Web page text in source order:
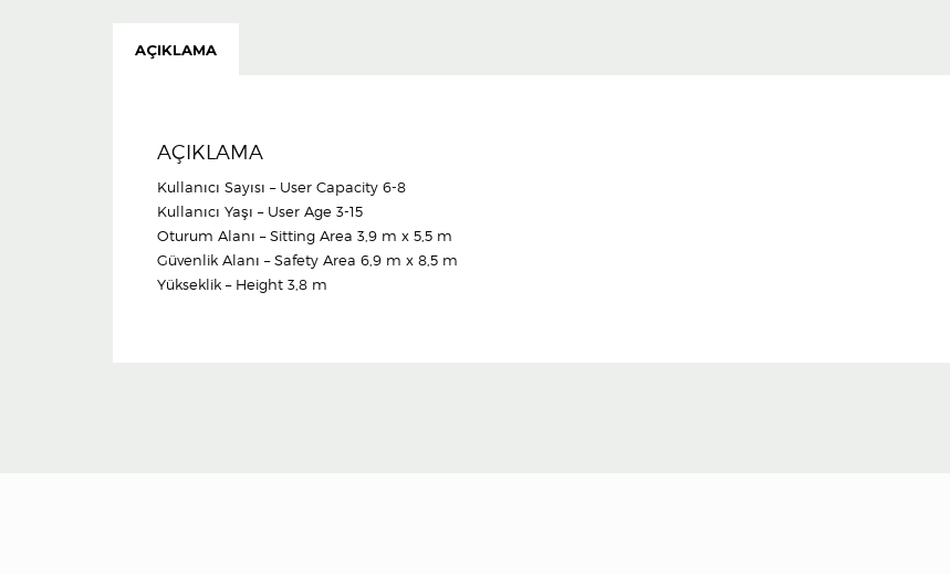
AÇIKLAMA
AÇIKLAMA
Kullanıcı Sayısı – User Capacity 6-8
Kullanıcı Yaşı – User Age 3-15
Oturum Alanı – Sitting Area 3,9 m x 5,5 m
Güvenlik Alanı – Safety Area 6,9 m x 8,5 m
Yükseklik – Height 3,8 m